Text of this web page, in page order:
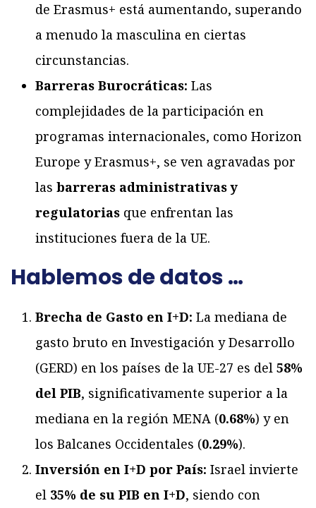
de Erasmus+ está aumentando, superando
a menudo la masculina en ciertas
circunstancias.
Barreras Burocráticas: Las
complejidades de la participación en
programas internacionales, como Horizon
Europe y Erasmus+, se ven agravadas por
las barreras administrativas y
regulatorias que enfrentan las
instituciones fuera de la UE.
Hablemos de datos …
Brecha de Gasto en I+D: La mediana de
gasto bruto en Investigación y Desarrollo
(GERD) en los países de la UE-27 es del 58%
del PIB, significativamente superior a la
mediana en la región MENA (0.68%) y en
los Balcanes Occidentales (0.29%).
Inversión en I+D por País: Israel invierte
el 35% de su PIB en I+D, siendo con